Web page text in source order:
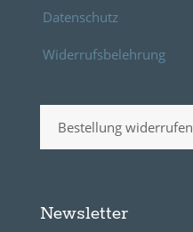
Datenschutz
Widerrufsbelehrung
Bestellung widerrufen
Newsletter